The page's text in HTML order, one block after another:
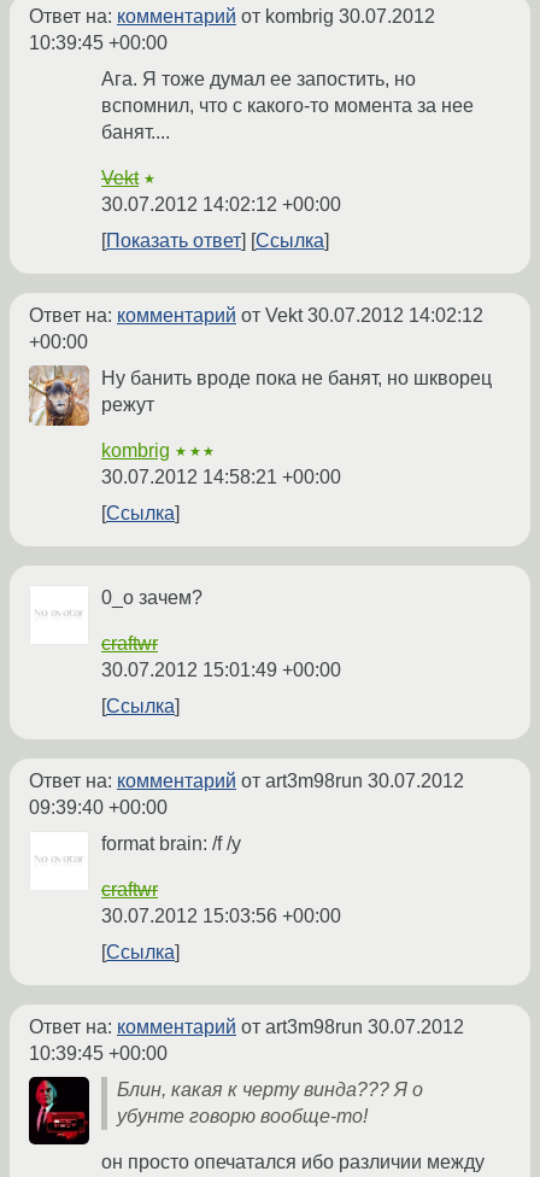
Ответ на: комментарий от kombrig 30.07.2012
10:39:45 +00:00
Ага. Я тоже думал ее запостить, но
вспомнил, что с какого-то момента за нее
банят....
Vekt ★
30.07.2012 14:02:12 +00:00
Показать ответ
Ссылка
Ответ на: комментарий от Vekt30.07.2012 14:02:12
+00:00
Ну банить вроде пока не банят, но шкворец
режут
kombrig ★★★
30.07.2012 14:58:21 +00:00
Ссылка
0_о зачем?
craftwr
30.07.2012 15:01:49 +00:00
Ссылка
Ответ на: комментарий от art3m98run 30.07.2012
09:39:40 +00:00
format brain: /f /y
craftwr
30.07.2012 15:03:56 +00:00
Ссылка
Ответ на: комментарий от art3m98run 30.07.2012
10:39:45 +00:00
Блин, какая к черту винда??? Я о
убунте говорю вообще-то!
он просто опечатался ибо различии между